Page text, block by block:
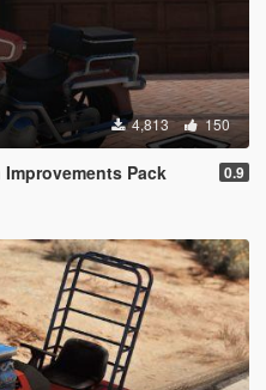
4,813 150
Improvements Pack 0.9